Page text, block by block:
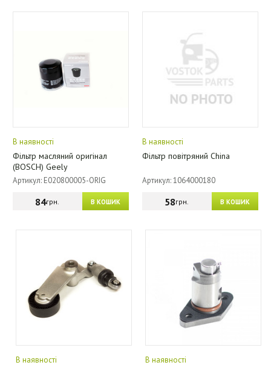
В наявності
Фільтр масляний оригінал
(BOSCH) Geely
Артикул: E020800005-ORIG
В КОШИК
84грн.
В наявності
Фільтр повітряний China
Артикул: 1064000180
В КОШИК
58грн.
В наявності В наявності